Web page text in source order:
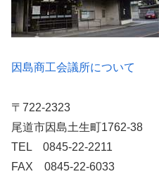
因島商工会議所について
〒722-2323
尾道市因島土生町1762-38
TEL 0845-22-2211
FAX 0845-22-6033